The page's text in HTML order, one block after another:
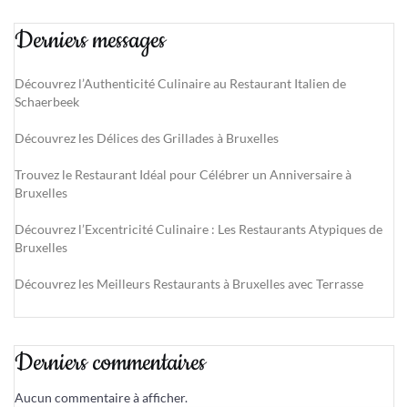
Derniers messages
Découvrez l’Authenticité Culinaire au Restaurant Italien de
Schaerbeek
Découvrez les Délices des Grillades à Bruxelles
Trouvez le Restaurant Idéal pour Célébrer un Anniversaire à
Bruxelles
Découvrez l’Excentricité Culinaire : Les Restaurants Atypiques de
Bruxelles
Découvrez les Meilleurs Restaurants à Bruxelles avec Terrasse
Derniers commentaires
Aucun commentaire à afficher.